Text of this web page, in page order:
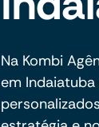
Na Kombi
em